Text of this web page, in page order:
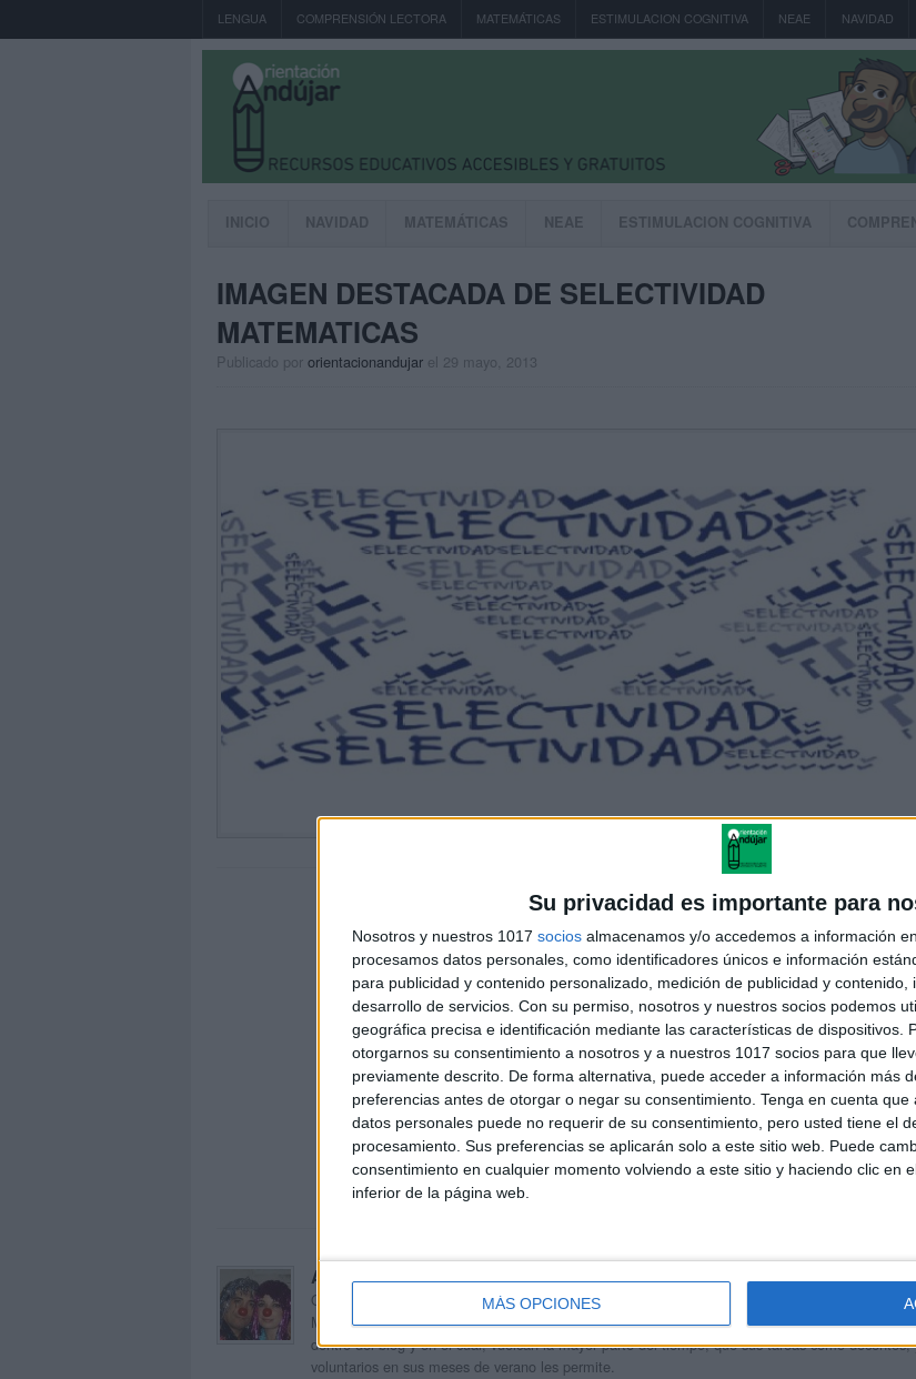
Su privacidad es importante para
Nosotros y nuestros 1017 socios almacenamos y/o accedemos a información
procesamos datos personales, como identificadores únicos e información
para publicidad y contenido personalizado, medición de publicidad y contenido,
desarrollo de servicios. Con su permiso, nosotros y nuestros socios podemos
geográfica precisa e identificación mediante las características de dispositivos.
otorgarnos su consentimiento a nosotros y a nuestros 1017 socios para que
previamente descrito. De forma alternativa, puede acceder a información más
preferencias antes de otorgar o negar su consentimiento. Tenga en cuenta
datos personales puede no requerir de su consentimiento, pero usted tiene el
procesamiento. Sus preferencias se aplicarán solo a este sitio web. Puede
consentimiento en cualquier momento volviendo a este sitio y haciendo clic en
inferior de la página web.
MÁS OPCIONES
LENGUA COMPRENSIÓN LECTORA MATEMÁTICAS ESTIMULACION COGNITIVA NEAE NAVIDAD
INICIO NAVIDAD MATEMÁTICAS NEAE ESTIMULACION COGNITIVA
IMAGEN DESTACADA DE SELECTIVIDAD
MATEMATICAS
Publicado por orientacionandujar el 29 mayo, 2013
Acerca de orientacionandujar
Orientación Andújar no es solo un blog, es la apuesta personal de dos profesores Ginés y
Maribel, que además de ser pareja, son los encargados de los contenidos que encontramos
dentro del blog y en el cual, vuelcan la mayor parte del tiempo, que sus tareas como docentes,
voluntarios en sus meses de verano les permite.